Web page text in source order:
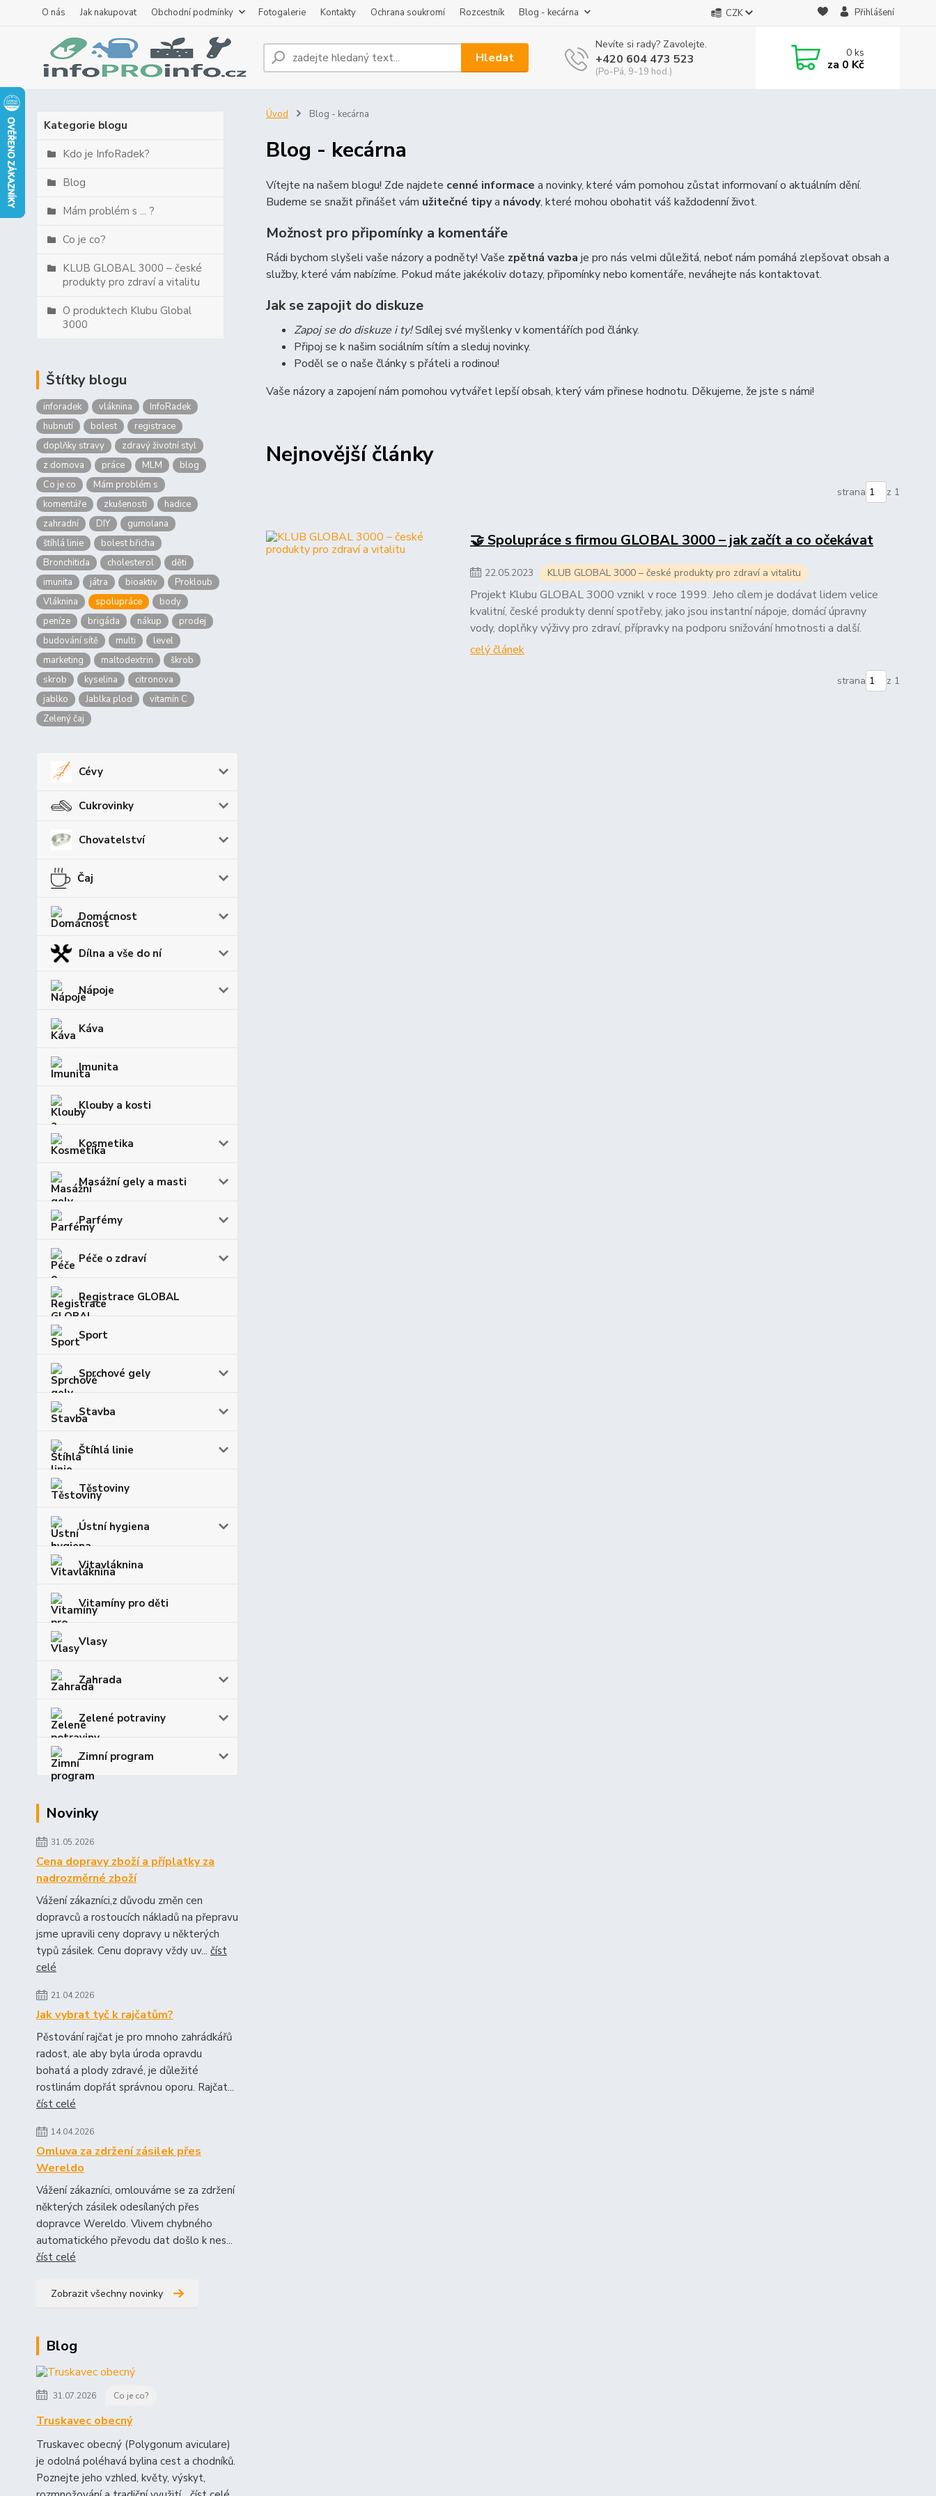
O nás Jak nakupovat Obchodní podmínky Fotogalerie Kontakty Ochrana soukromí Rozcestník Blog - kecárna CZK Přihlášení
Hledat
Nevíte si rady? Zavolejte.
+420 604 473 523
(Po-Pá, 9-19 hod.)
0ks
za 0 Kč
Kategorie blogu
Kdo je InfoRadek?
Blog
Mám problém s ... ?
Co je co?
KLUB GLOBAL 3000 – české
produkty pro zdraví a vitalitu
O produktech Klubu Global
3000
Štítky blogu
inforadek vláknina
InfoRadek
hubnutí
bolest
registrace
doplňky stravy
zdravý životní styl
z domova
práce MLM
blog
Co je co
Mám problém s
komentáře
zkušenosti
hadice
zahradní
DIY
gumolana
štíhlá linie
bolest břicha
Bronchitida
cholesterol
děti
imunita
játra bioaktiv
Prokloub
Vláknina
spolupráce
body
peníze
brigáda nákup
prodej
budování sítě
multi
level
marketing
maltodextrin
škrob
skrob
kyselina
citronova
jablko
Jablka plod
vitamín C
Zelený čaj
Cévy
Cukrovinky
Chovatelství
Čaj
Domácnost
Dílna a vše do ní
Nápoje
Káva
Imunita
Klouby a kosti
Kosmetika
Masážní gely a masti
Parfémy
Péče o zdraví
Registrace GLOBAL
Sport
Sprchové gely
Stavba
Štíhlá linie
Těstoviny
Ústní hygiena
Vitavláknina
Vitamíny pro děti
Vlasy
Zahrada
Zelené potraviny
Zimní program
Novinky
31.05.2026
Cena dopravy zboží a příplatky za
nadrozměrné zboží
Vážení zákazníci,z důvodu změn cen
dopravců a rostoucích nákladů na přepravu
jsme upravili ceny dopravy u některých
typů zásilek. Cenu dopravy vždy uv... číst
celé
21.04.2026
Jak vybrat tyč k rajčatům?
Pěstování rajčat je pro mnoho zahrádkářů
radost, ale aby byla úroda opravdu
bohatá a plody zdravé, je důležité
rostlinám dopřát správnou oporu. Rajčat...
číst celé
14.04.2026
Omluva za zdržení zásilek přes
Wereldo
Vážení zákazníci, omlouváme se za zdržení
některých zásilek odesílaných přes
dopravce Wereldo. Vlivem chybného
automatického převodu dat došlo k nes...
číst celé
Zobrazit všechny novinky
Blog
31.07.2026 Co je co?
Truskavec obecný
Truskavec obecný (Polygonum aviculare)
je odolná poléhavá bylina cest a chodníků.
Poznejte jeho vzhled, květy, výskyt,
Úvod Blog - kecárna
Blog - kecárna
Vítejte na našem blogu! Zde najdete cenné informace a novinky, které vám pomohou zůstat informovaní o aktuálním dění.
Budeme se snažit přinášet vám užitečné tipya návody, které mohou obohatit váš každodenní život.
Možnost pro připomínky a komentáře
Rádi bychom slyšeli vaše názory a podněty! Vaše zpětná vazba je pro nás velmi důležitá, neboť nám pomáhá zlepšovat obsah a
služby, které vám nabízíme. Pokud máte jakékoliv dotazy, připomínky nebo komentáře, neváhejte nás kontaktovat.
Jak se zapojit do diskuze
Zapoj se do diskuze i ty!Sdílej své myšlenky v komentářích pod články.
Připoj se k našim sociálním sítím a sleduj novinky.
Poděl se o naše články s přáteli a rodinou!
Vaše názory a zapojení nám pomohou vytvářet lepší obsah, který vám přinese hodnotu. Děkujeme, že jste s námi!
Nejnovější články
strana z 1
🤝 Spolupráce s firmou GLOBAL 3000 – jak začít a co očekávat
22.05.2023 KLUB GLOBAL 3000 – české produkty pro zdraví a vitalitu
Projekt Klubu GLOBAL 3000 vznikl v roce 1999. Jeho cílem je dodávat lidem velice
kvalitní, české produkty denní spotřeby, jako jsou instantní nápoje, domácí úpravny
vody, doplňky výživy pro zdraví, přípravky na podporu snižování hmotnosti a další.
celý článek
strana z 1